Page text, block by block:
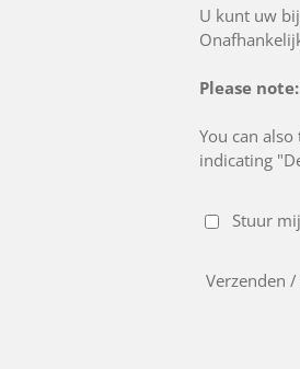
U kunt uw
Please note:
You can
indicating
Stuur
Verzenden /